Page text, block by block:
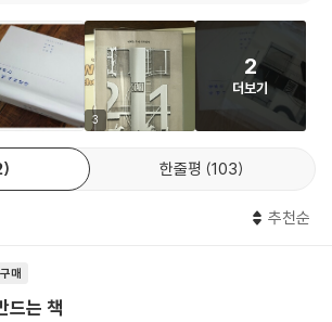
스토퍼 놀런
익
드 헤인스
악단의 조용한 방문」 에란 콜리린
없다」 이선 코언, 조엘 코언
간」 임순례
리들리 스콧
러간다. 그렇게 흐르는 계절을 따라 사랑도 삶도
면 계절이나 사랑 혹은 삶보다도 더 중요한 것은
.
의 썸머」 중에서
러티브를 격렬하게 뒤흔드는 대신 조용히 마음의
대사는 거의 대부분 간접 화법으로 에둘러 가지
중한다. 인물의 입을 통해 발화되는 모든 대사들은
씬 더 많은 말을 한다. (미소를 지으면서 상대의
이 일어나지 않는다. 좀 더 정확히 말하면, 이 영화
더 또렷하게 작품 안팎의 정경과 심경, 그리고 색
고 표현했듯, 그 기록은 때로 영화 자체보다 선명
생각보다 멀리 도망가 있었는지도 모른다. 『영
독자에게 계속해서 의문점을 던지며 그 멀어진 거
의 영화가 변곡점에 이르러 어떻게 전환되었는지
변곡점이 있다.”(23쪽, 「기생충」 中)), 고레에다
기억’으로 요약해온 숱한 평문들은 시선의 방향
에 뛰어난 에세이스트임을 알게 될 것이다. 그가
기는 때때로 영화 자체보다 더 또렷하게 작품 안
색상과 냄새를 자아낸다. 나는 그가 말하는 영화
종 깜박하고 단편소설처럼 흘러가는 그의 문장에
진이 내 작품을 한국의 수많은 영화 팬에게 이끌
책을 통해 나를 영화의 세계로, 그 풍요로움 속으
독)
3
2
더보기
한줄평 103
추천순
구매
드는 책